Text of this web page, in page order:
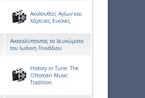
Ακολουθίες Αγίων και
Χάρτινες Εικόνες
Ανακαλύπτοντας τα λευκώματα
του Ιωάννη Γεννάδιου
History in Tune: The
Ottoman Music
Tradition